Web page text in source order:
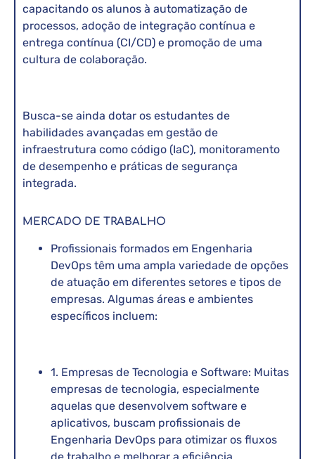
capacitando os alunos à automatização de
processos, adoção de integração contínua e
entrega contínua (CI/CD) e promoção de uma
cultura de colaboração.
Busca-se ainda dotar os estudantes de
habilidades avançadas em gestão de
infraestrutura como código (IaC), monitoramento
de desempenho e práticas de segurança
integrada.
MERCADO DE TRABALHO
Profissionais formados em Engenharia
DevOps têm uma ampla variedade de opções
de atuação em diferentes setores e tipos de
empresas. Algumas áreas e ambientes
específicos incluem:
1. Empresas de Tecnologia e Software: Muitas
empresas de tecnologia, especialmente
aquelas que desenvolvem software e
aplicativos, buscam profissionais de
Engenharia DevOps para otimizar os fluxos